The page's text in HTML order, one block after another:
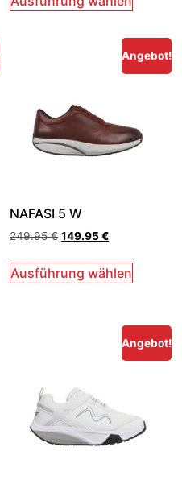
Angebot!
NAFASI 5 W
249.95€ 149.95€
Ausführung wählen
Angebot!